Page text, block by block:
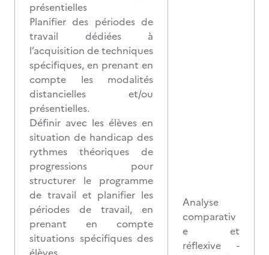
présentielles
Planifier des périodes de
travail dédiées à
l’acquisition de techniques
spécifiques, en prenant en
compte les modalités
distancielles et/ou
présentielles.
Définir avec les élèves en
situation de handicap des
rythmes théoriques de
progressions pour
structurer le programme
de travail et planifier les
périodes de travail, en
prenant en compte
situations spécifiques des
Analyse
comparativ
e et
réflexive -